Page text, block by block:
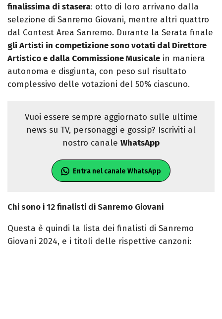
finalissima di stasera: otto di loro arrivano dalla
selezione di Sanremo Giovani, mentre altri quattro
dal Contest Area Sanremo. Durante la Serata finale
gli Artisti in competizione sono votati dal Direttore
Artistico e dalla Commissione Musicale in maniera
autonoma e disgiunta, con peso sul risultato
complessivo delle votazioni del 50% ciascuno.
Vuoi essere sempre aggiornato sulle ultime
news su TV, personaggi e gossip? Iscriviti al
nostro canale WhatsApp
Entra nel canale WhatsApp
Chi sono i 12 finalisti di Sanremo Giovani
Questa è quindi la lista dei finalisti di Sanremo
Giovani 2024, e i titoli delle rispettive canzoni: